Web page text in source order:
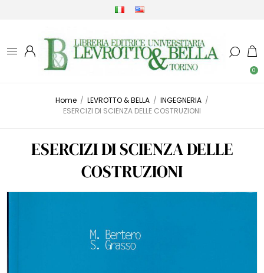
0
Home / LEVROTTO & BELLA / INGEGNERIA /
ESERCIZI DI SCIENZA DELLE COSTRUZIONI
ESERCIZI DI SCIENZA DELLE
COSTRUZIONI